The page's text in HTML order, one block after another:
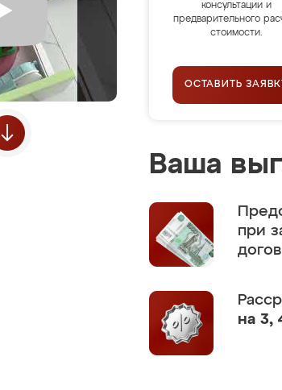
консультации и
предварительного
стоимости.
ОСТАВИТЬ
Ваша
при
на 3,